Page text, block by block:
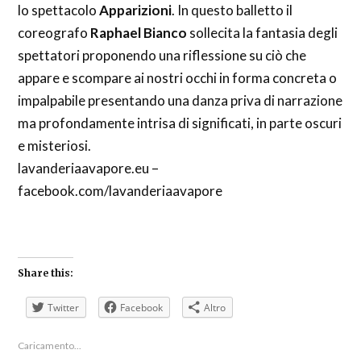
lo spettacoloApparizioni. In questo balletto il
coreografo Raphael Bianco sollecita la fantasia degli
spettatori proponendo una riflessione su ciò che
appare e scompare ai nostri occhi in forma concreta o
impalpabile presentando una danza priva di narrazione
ma profondamente intrisa di significati, in parte oscuri
e misteriosi.
lavanderiaavapore.eu –
facebook.com/lavanderiaavapore
Share this:
Twitter Facebook Altro
Caricamento...